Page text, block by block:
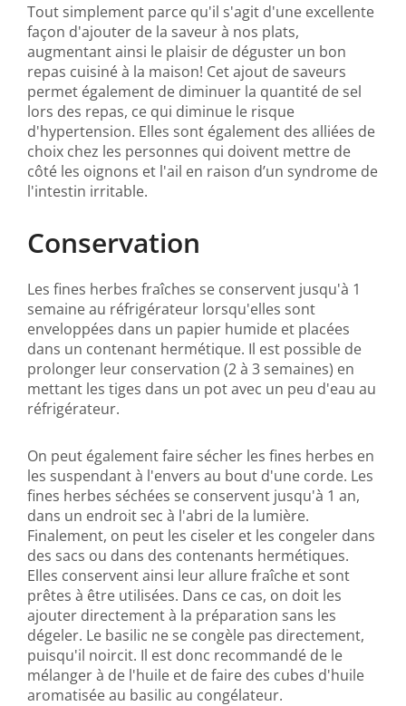
Tout simplement parce qu'il s'agit d'une excellente
façon d'ajouter de la saveur à nos plats,
augmentant ainsi le plaisir de déguster un bon
repas cuisiné à la maison! Cet ajout de saveurs
permet également de diminuer la quantité de sel
lors des repas, ce qui diminue le risque
d'hypertension. Elles sont également des alliées de
choix chez les personnes qui doivent mettre de
côté les oignons et l'ail en raison d’un syndrome de
l'intestin irritable.
Conservation
Les fines herbes fraîches se conservent jusqu'à 1
semaine au réfrigérateur lorsqu'elles sont
enveloppées dans un papier humide et placées
dans un contenant hermétique. Il est possible de
prolonger leur conservation (2 à 3 semaines) en
mettant les tiges dans un pot avec un peu d'eau au
réfrigérateur.
On peut également faire sécher les fines herbes en
les suspendant à l'envers au bout d'une corde. Les
fines herbes séchées se conservent jusqu'à 1 an,
dans un endroit sec à l'abri de la lumière.
Finalement, on peut les ciseler et les congeler dans
des sacs ou dans des contenants hermétiques.
Elles conservent ainsi leur allure fraîche et sont
prêtes à être utilisées. Dans ce cas, on doit les
ajouter directement à la préparation sans les
dégeler. Le basilic ne se congèle pas directement,
puisqu'il noircit. Il est donc recommandé de le
mélanger à de l'huile et de faire des cubes d'huile
aromatisée au basilic au congélateur.